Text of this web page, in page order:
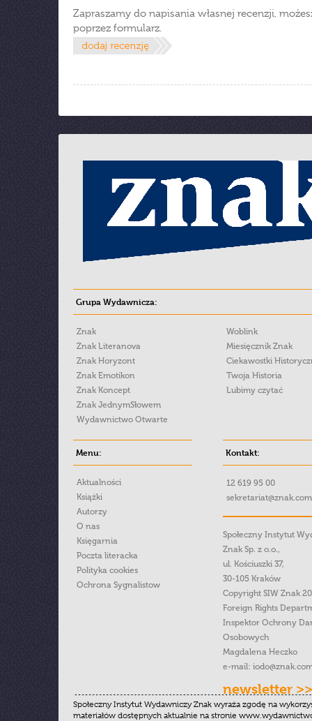
Zapraszamy do napisania własnej recenzji,
poprzez formularz.
Grupa Wydawnicza:
Znak
Znak Literanova
Znak Horyzont
Znak Emotikon
Znak Koncept
Znak JednymSłowem
Wydawnictwo Otwarte
Woblink
Miesięcznik Znak
Ciekawostki
Twoja Historia
Lubimy czytać
Menu:
Aktualności
Książki
Autorzy
O nas
Księgarnia
Poczta literacka
Polityka cookies
Ochrona Sygnalistow
Kontakt:
12 619 95 00
Społeczny Instytut
Znak Sp. z o.o.,
ul. Kościuszki 37,
30-105 Kraków
Copyright SIW Znak
Foreign Rights
Inspektor Ochrony
Osobowych
Magdalena Heczko
e-mail:
newsletter >>
Społeczny Instytut Wydawniczy Znak wyraża zgodę na
materiałów dostępnych aktualnie na stronie